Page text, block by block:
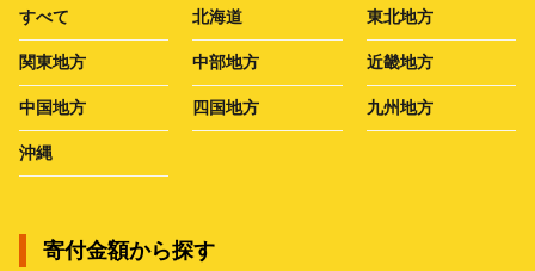
すべて 北海道 東北地方
関東地方 中部地方 近畿地方
中国地方 四国地方 九州地方
沖縄
寄付金額から探す